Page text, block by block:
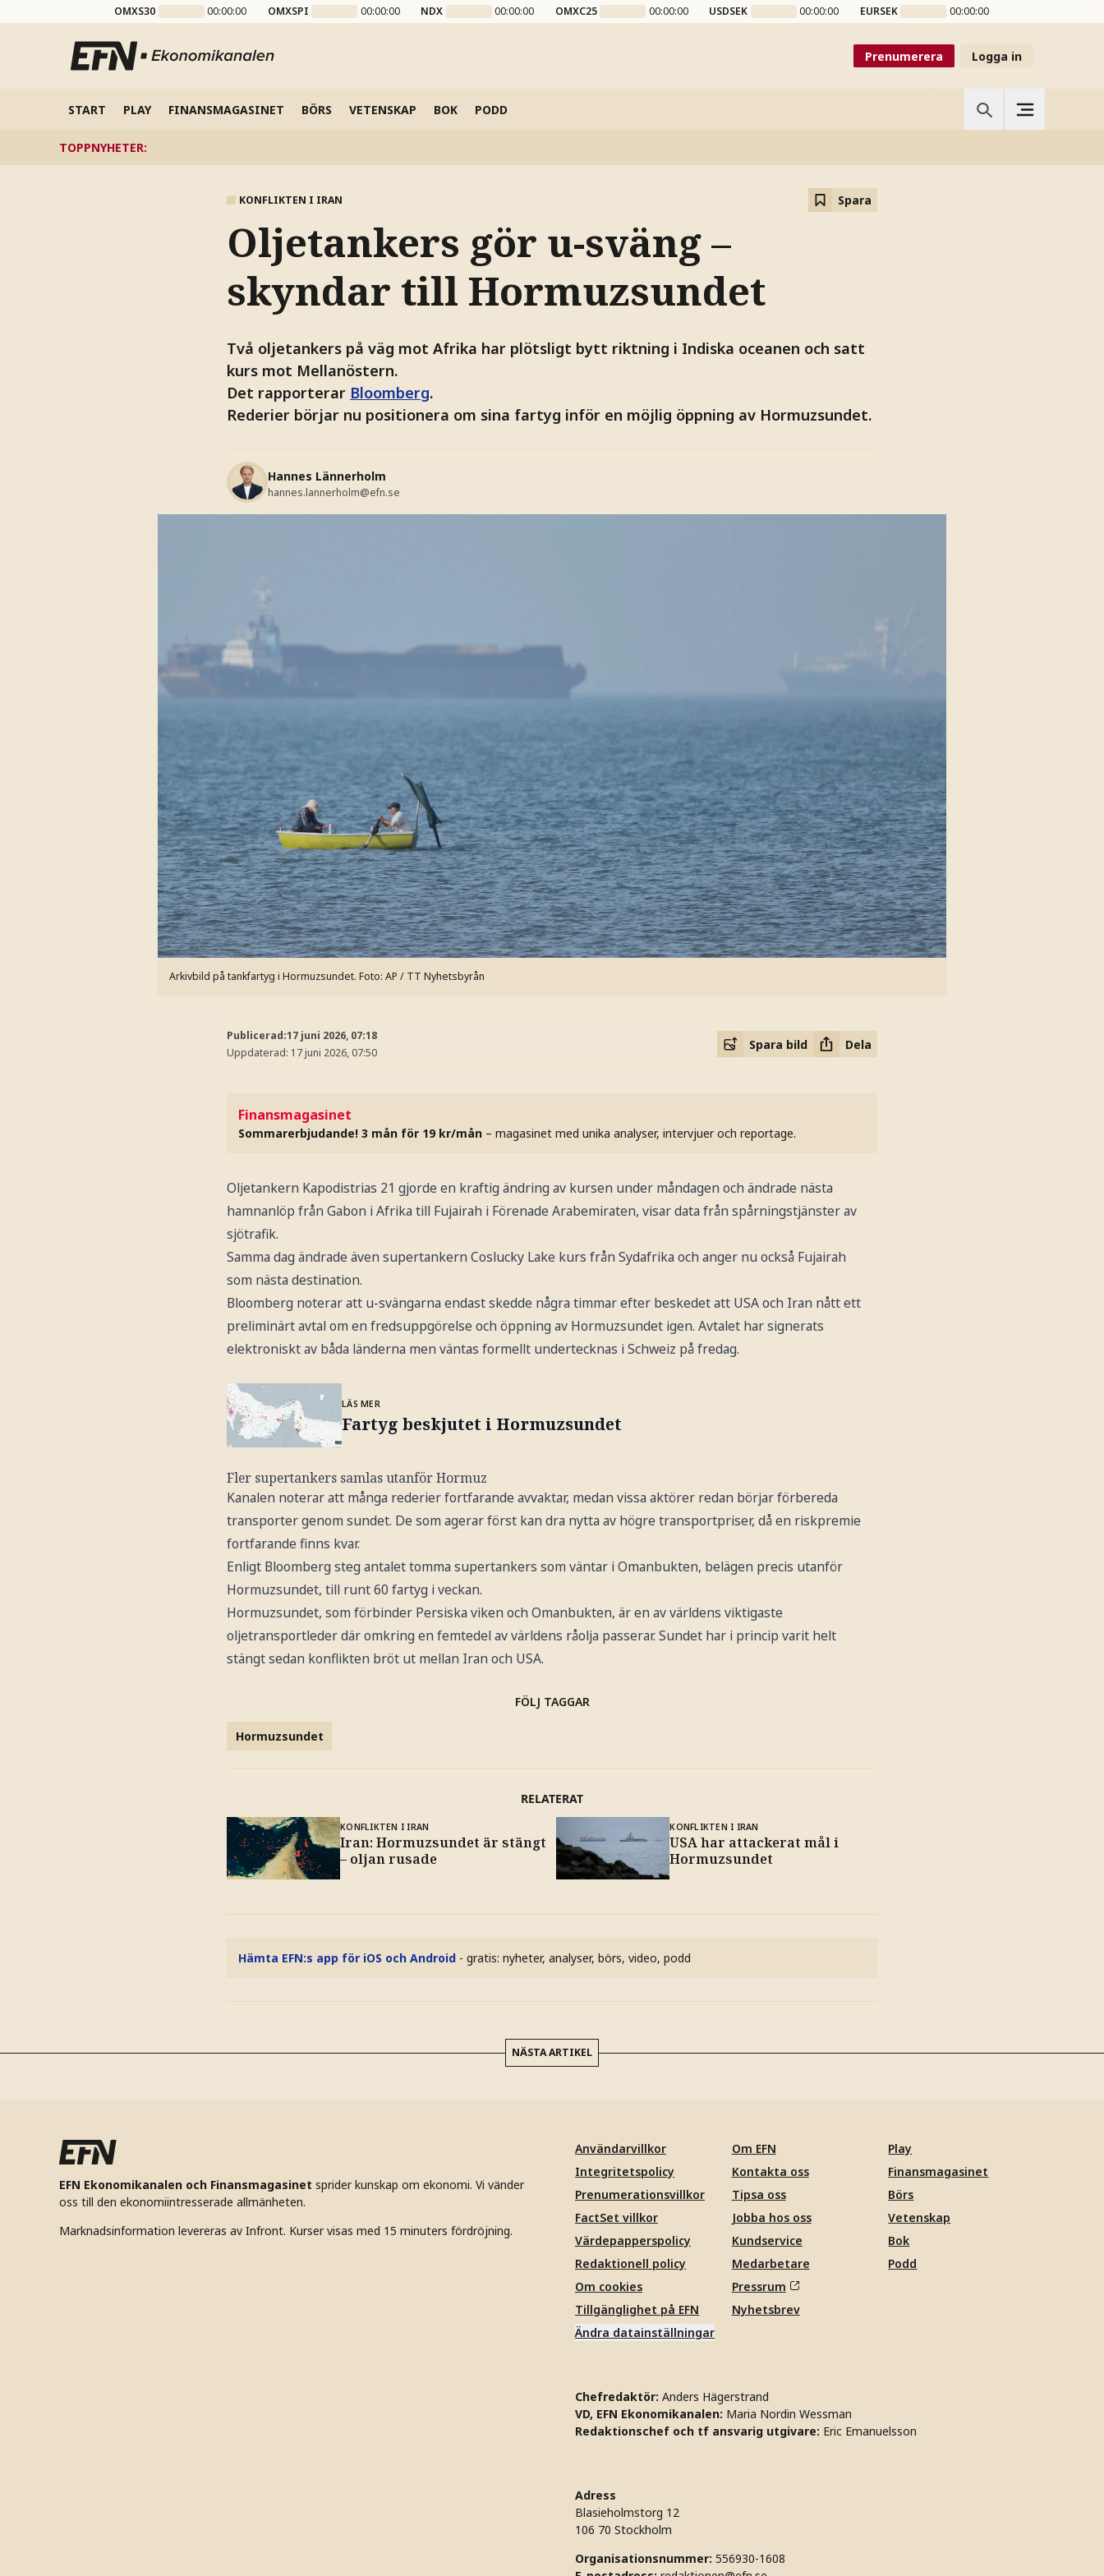
OMXS30 00:00:00 OMXSPI 00:00:00 NDX 00:00:00 OMXC25 00:00:00 USDSEK 00:00:00 EURSEK 00:00:00
Prenumerera Logga in
START PLAY FINANSMAGASINET BÖRS VETENSKAP BOK PODD
TOPPNYHETER:
KONFLIKTEN I IRAN Spara
Oljetankers gör u-sväng –
skyndar till Hormuzsundet
Två oljetankers på väg mot Afrika har plötsligt bytt riktning i Indiska oceanen och satt
kurs mot Mellanöstern.
Det rapporterar Bloomberg.
Rederier börjar nu positionera om sina fartyg inför en möjlig öppning av Hormuzsundet.
Hannes Lännerholm
hannes.lannerholm@efn.se
Arkivbild på tankfartyg i Hormuzsundet. Foto: AP / TT Nyhetsbyrån
Publicerad:17 juni 2026, 07:18
Uppdaterad: 17 juni 2026, 07:50
Spara bild Dela
Finansmagasinet
Sommarerbjudande! 3 mån för 19 kr/mån – magasinet med unika analyser, intervjuer och reportage.
Oljetankern Kapodistrias 21 gjorde en kraftig ändring av kursen under måndagen och ändrade nästa
hamnanlöp från Gabon i Afrika till Fujairah i Förenade Arabemiraten, visar data från spårningstjänster av
sjötrafik.
Samma dag ändrade även supertankern Coslucky Lake kurs från Sydafrika och anger nu också Fujairah
som nästa destination.
Bloomberg noterar att u-svängarna endast skedde några timmar efter beskedet att USA och Iran nått ett
preliminärt avtal om en fredsuppgörelse och öppning av Hormuzsundet igen. Avtalet har signerats
elektroniskt av båda länderna men väntas formellt undertecknas i Schweiz på fredag.
LÄS MER
Fartyg beskjutet i Hormuzsundet
Fler supertankers samlas utanför Hormuz
Kanalen noterar att många rederier fortfarande avvaktar, medan vissa aktörer redan börjar förbereda
transporter genom sundet. De som agerar först kan dra nytta av högre transportpriser, då en riskpremie
fortfarande finns kvar.
Enligt Bloomberg steg antalet tomma supertankers som väntar i Omanbukten, belägen precis utanför
Hormuzsundet, till runt 60 fartyg i veckan.
Hormuzsundet, som förbinder Persiska viken och Omanbukten, är en av världens viktigaste
oljetransportleder där omkring en femtedel av världens råolja passerar. Sundet har i princip varit helt
stängt sedan konflikten bröt ut mellan Iran och USA.
FÖLJ TAGGAR
Hormuzsundet
RELATERAT
KONFLIKTEN I IRAN
Iran: Hormuzsundet är stängt
– oljan rusade
KONFLIKTEN I IRAN
USA har attackerat mål i
Hormuzsundet
Hämta EFN:s app för iOS och Android - gratis: nyheter, analyser, börs, video, podd
NÄSTA ARTIKEL
EFN Ekonomikanalen och Finansmagasinet sprider kunskap om ekonomi. Vi vänder
oss till den ekonomiintresserade allmänheten.
Marknadsinformation levereras av Infront. Kurser visas med 15 minuters fördröjning.
Användarvillkor
Integritetspolicy
Prenumerationsvillkor
FactSet villkor
Värdepapperspolicy
Redaktionell policy
Om cookies
Tillgänglighet på EFN
Ändra datainställningar
Om EFN
Kontakta oss
Tipsa oss
Jobba hos oss
Kundservice
Medarbetare
Pressrum
Nyhetsbrev
Play
Finansmagasinet
Börs
Vetenskap
Bok
Podd
Chefredaktör: Anders Hägerstrand
VD, EFN Ekonomikanalen: Maria Nordin Wessman
Redaktionschef och tf ansvarig utgivare: Eric Emanuelsson
Adress
Blasieholmstorg 12
106 70 Stockholm
Organisationsnummer: 556930-1608